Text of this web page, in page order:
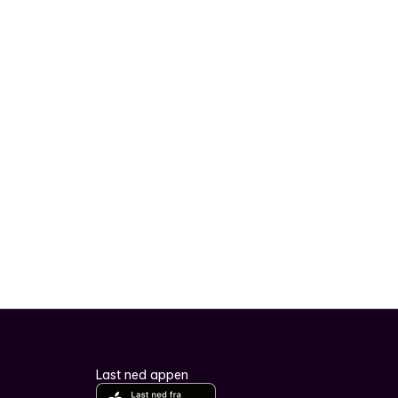
Last ned appen